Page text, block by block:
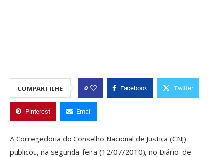
COMPARTILHE 0 Facebook Twitter
Pinterest Email
A Corregedoria do Conselho Nacional de Justiça (CNJ)
publicou, na segunda-feira (12/07/2010), no Diário de